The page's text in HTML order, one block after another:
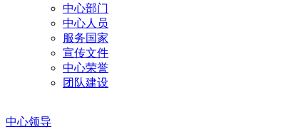
中心部门
中心人员
服务国家
宣传文件
中心荣誉
团队建设
中心领导